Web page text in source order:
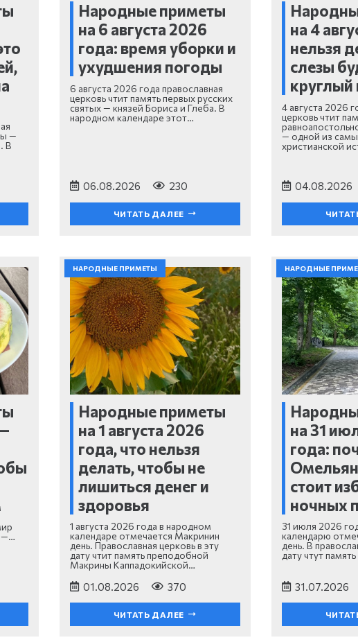
—
В
Народные приметы
на 6 августа 2026
года: время уборки и
ухудшения погоды
6 августа 2026 года православная
церковь чтит память первых русских
святых — князей Бориса и Глеба. В
народном календаре этот…
06.08.2026 230
ЧИТАТЬ ДАЛЕЕ
на 4
нельзя
слезы
круглый
4 августа 2026
церковь чтит
— одной из
христианской
04.08.2026
—…
НАРОДНЫЕ ПРИМЕТЫ
Народные приметы
на 1 августа 2026
года, что нельзя
делать, чтобы не
лишиться денег и
здоровья
1 августа 2026 года в народном
календаре отмечается Макринин
день. Православная церковь в эту
дату чтит память преподобной
Макрины Каппадокийской…
01.08.2026 370
ЧИТАТЬ ДАЛЕЕ
НАРОДНЫЕ
на 31
года:
стоит
ночных
31 июля 2026
календарю
день. В
дату чтут
31.07.2026